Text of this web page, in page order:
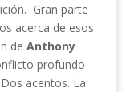
Gran parte
acerca de esos
de Anthony
profundo
acentos. La